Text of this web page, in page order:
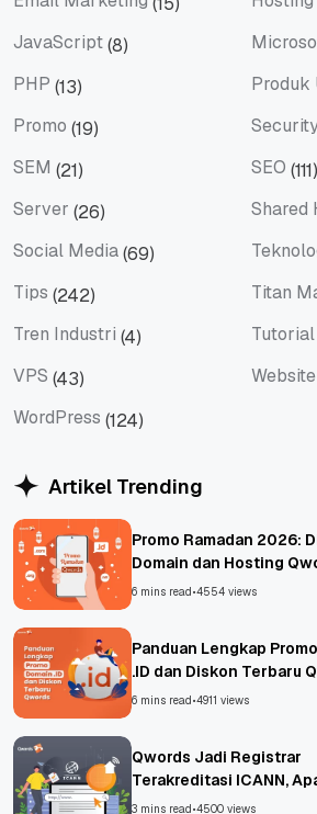
JavaScript(8)
PHP (13) Produk
Promo (19)
SEM (21) SEO (111)
Server (26) Shared
Social Media(69)
Tips (242) Titan
Tren Industri (4) Tutorial
VPS (43) Website
WordPress (124)
Artikel Trending
Promo Ramadan 2026:
Domain dan Hosting
6 mins read•4554 views
Panduan Lengkap
.ID dan Diskon Terbaru
6 mins read•4911 views
Qwords Jadi Registrar
Terakreditasi ICANN,
Untungnya?
3 mins read•4500 views